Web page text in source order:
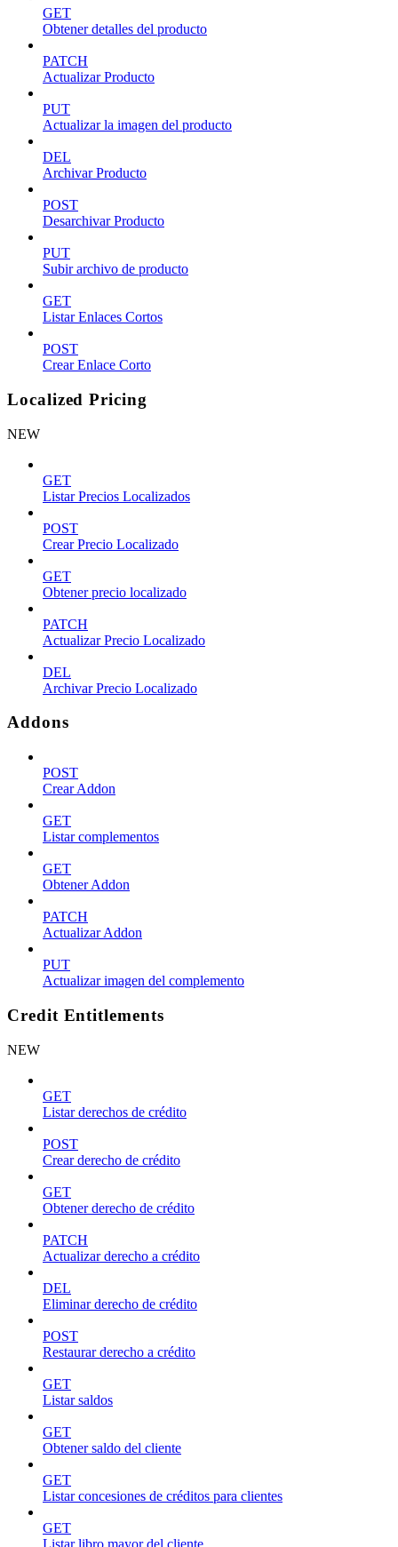
GET
Obtener detalles del producto
PATCH
Actualizar Producto
PUT
Actualizar la imagen del producto
DEL
Archivar Producto
POST
Desarchivar Producto
PUT
Subir archivo de producto
GET
Listar Enlaces Cortos
POST
Crear Enlace Corto
Localized Pricing
NEW
GET
Listar Precios Localizados
POST
Crear Precio Localizado
GET
Obtener precio localizado
PATCH
Actualizar Precio Localizado
DEL
Archivar Precio Localizado
Addons
POST
Crear Addon
GET
Listar complementos
GET
Obtener Addon
PATCH
Actualizar Addon
PUT
Actualizar imagen del complemento
Credit Entitlements
NEW
GET
Listar derechos de crédito
POST
Crear derecho de crédito
GET
Obtener derecho de crédito
PATCH
Actualizar derecho a crédito
DEL
Eliminar derecho de crédito
POST
Restaurar derecho a crédito
GET
Listar saldos
GET
Obtener saldo del cliente
GET
Listar concesiones de créditos para clientes
GET
Listar libro mayor del cliente